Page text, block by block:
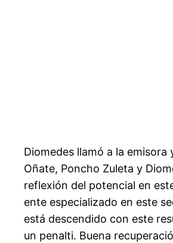
Diomedes llamó a la
Oñate, Poncho Zuleta y
reflexión del potencial en
ente especializado en este
está descendido con este
un penalti. Buena